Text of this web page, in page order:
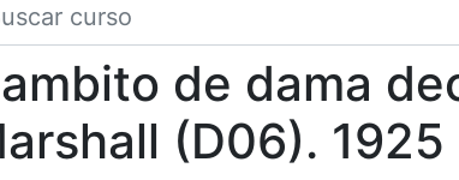
de dama
(D06). 1925